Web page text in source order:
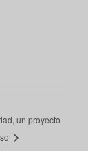
un proyecto